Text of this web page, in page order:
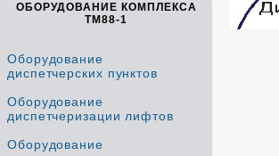
ОБОРУДОВАНИЕ КОМПЛЕКСА
ТМ88-1
Оборудование
диспетчерских пунктов
Оборудование
диспетчеризации лифтов
Оборудование